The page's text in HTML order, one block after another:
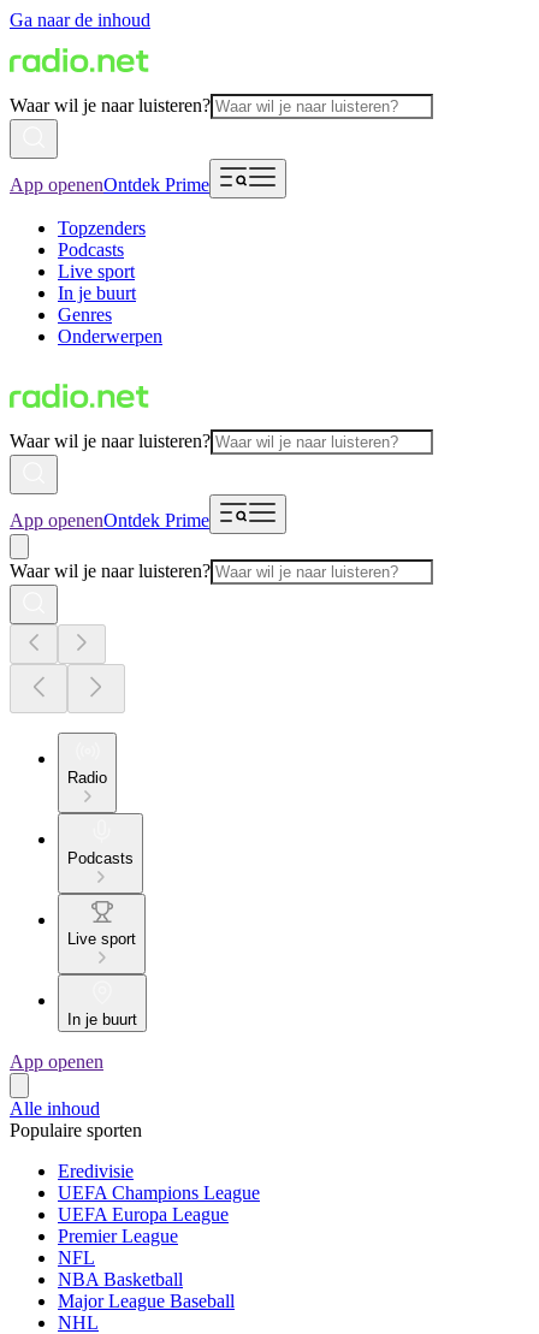
Ga naar de inhoud
Waar wil je naar luisteren?
App openenOntdek Prime
Topzenders
Podcasts
Live sport
In je buurt
Genres
Onderwerpen
Waar wil je naar luisteren?
App openenOntdek Prime
Waar wil je naar luisteren?
Radio
Podcasts
Live sport
In je buurt
App openen
Alle inhoud
Populaire sporten
Eredivisie
UEFA Champions League
UEFA Europa League
Premier League
NFL
NBA Basketball
Major League Baseball
NHL